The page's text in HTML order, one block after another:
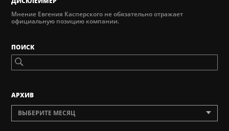
Мнение Евгения Касперского не обязательно отражает
официальную позицию компании.
ПОИСК
AРХИВ
ВЫБЕРИТЕ МЕСЯЦ